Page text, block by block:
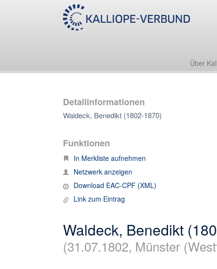
Über
Detailinformationen
Waldeck, Benedikt (1802-1870)
Funktionen
In Merkliste aufnehmen
Netzwerk anzeigen
Download EAC-CPF (XML)
Link zum Eintrag
Waldeck, Benedikt
(31.07.1802, Münster